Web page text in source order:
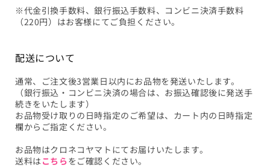
※代金引換手数料、銀行振込手数料、コンビニ決済手数料
（220円）はお客様にてご負担ください。
配送について
通常、ご注文後3営業日以内にお品物を発送いたします。
（銀行振込・コンビニ決済の場合は、お振込確認後に発送手
続きをいたします）
お品物受け取りの日時指定のご希望は、カート内の日時指定
欄からご指定ください。
お品物はクロネコヤマトにてお届けいたします。
送料は こちらをご確認ください。